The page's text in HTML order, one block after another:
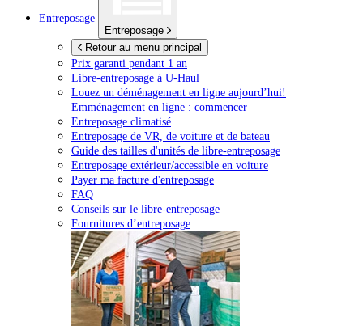
Entreposage
Entreposage
Retour au menu principal
Prix garanti pendant 1 an
Libre-entreposage à U-Haul
Louez un déménagement en ligne aujourd’hui!
Emménagement en ligne : commencer
Entreposage climatisé
Entreposage de VR, de voiture et de bateau
Guide des tailles d'unités de libre-entreposage
Entreposage extérieur/accessible en voiture
Payer ma facture d'entreposage
FAQ
Conseils sur le libre-entreposage
Fournitures d’entreposage